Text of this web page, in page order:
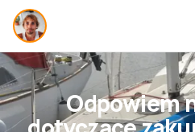
Odpowiem